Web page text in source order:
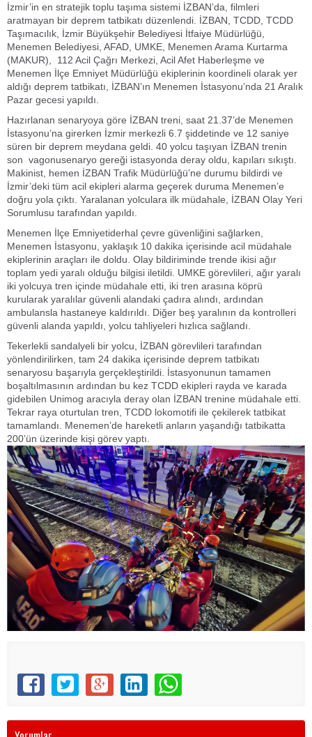
İzmir’in en stratejik toplu taşıma sistemi İZBAN’da, filmleri
aratmayan bir deprem tatbikatı düzenlendi. İZBAN, TCDD, TCDD
Taşımacılık, İzmir Büyükşehir Belediyesi İtfaiye Müdürlüğü,
Menemen Belediyesi, AFAD, UMKE, Menemen Arama Kurtarma
(MAKUR), 112 Acil Çağrı Merkezi, Acil Afet Haberleşme ve
Menemen İlçe Emniyet Müdürlüğü ekiplerinin koordineli olarak yer
aldığı deprem tatbikatı, İZBAN’ın Menemen İstasyonu’nda 21 Aralık
Pazar gecesi yapıldı.
Hazırlanan senaryoya göre İZBAN treni, saat 21.37’de Menemen
İstasyonu’na girerken İzmir merkezli 6.7 şiddetinde ve 12 saniye
süren bir deprem meydana geldi. 40 yolcu taşıyan İZBAN trenin
son vagonusenaryo gereği istasyonda deray oldu, kapıları sıkıştı.
Makinist, hemen İZBAN Trafik Müdürlüğü’ne durumu bildirdi ve
İzmir’deki tüm acil ekipleri alarma geçerek duruma Menemen’e
doğru yola çıktı. Yaralanan yolculara ilk müdahale, İZBAN Olay Yeri
Sorumlusu tarafından yapıldı.
Menemen İlçe Emniyetiderhal çevre güvenliğini sağlarken,
Menemen İstasyonu, yaklaşık 10 dakika içerisinde acil müdahale
ekiplerinin araçları ile doldu. Olay bildiriminde trende ikisi ağır
toplam yedi yaralı olduğu bilgisi iletildi. UMKE görevlileri, ağır yaralı
iki yolcuya tren içinde müdahale etti, iki tren arasına köprü
kurularak yaralılar güvenli alandaki çadıra alındı, ardından
ambulansla hastaneye kaldırıldı. Diğer beş yaralının da kontrolleri
güvenli alanda yapıldı, yolcu tahliyeleri hızlıca sağlandı.
Tekerlekli sandalyeli bir yolcu, İZBAN görevlileri tarafından
yönlendirilirken, tam 24 dakika içerisinde deprem tatbikatı
senaryosu başarıyla gerçekleştirildi. İstasyonunun tamamen
boşaltılmasının ardından bu kez TCDD ekipleri rayda ve karada
gidebilen Unimog aracıyla deray olan İZBAN trenine müdahale etti.
Tekrar raya oturtulan tren, TCDD lokomotifi ile çekilerek tatbikat
tamamlandı. Menemen’de hareketli anların yaşandığı tatbikatta
200’ün üzerinde kişi görev yaptı.